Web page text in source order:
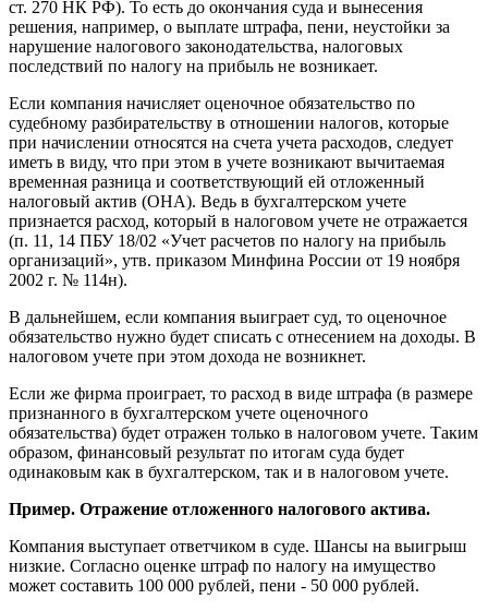
ст. 270 НК РФ). То есть до окончания суда и вынесения
решения, например, о выплате штрафа, пени, неустойки за
нарушение налогового законодательства, налоговых
последствий по налогу на прибыль не возникает.
Если компания начисляет оценочное обязательство по
судебному разбирательству в отношении налогов, которые
при начислении относятся на счета учета расходов, следует
иметь в виду, что при этом в учете возникают вычитаемая
временная разница и соответствующий ей отложенный
налоговый актив (ОНА). Ведь в бухгалтерском учете
признается расход, который в налоговом учете не отражается
(п. 11, 14 ПБУ 18/02 «Учет расчетов по налогу на прибыль
организаций», утв. приказом Минфина России от 19 ноября
2002 г. № 114н).
В дальнейшем, если компания выиграет суд, то оценочное
обязательство нужно будет списать с отнесением на доходы. В
налоговом учете при этом дохода не возникнет.
Если же фирма проиграет, то расход в виде штрафа (в размере
признанного в бухгалтерском учете оценочного
обязательства) будет отражен только в налоговом учете. Таким
образом, финансовый результат по итогам суда будет
одинаковым как в бухгалтерском, так и в налоговом учете.
Пример. Отражение отложенного налогового актива.
Компания выступает ответчиком в суде. Шансы на выигрыш
низкие. Согласно оценке штраф по налогу на имущество
может составить 100 000 рублей, пени - 50 000 рублей.